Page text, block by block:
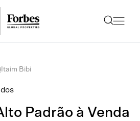
Itaim Bibi
Padrão à Venda